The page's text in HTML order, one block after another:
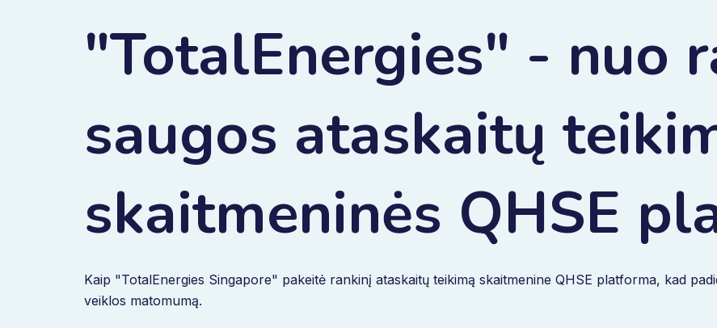
"TotalEnergies" - nuo
saugos ataskaitų
skaitmeninės QHSE
Kaip "TotalEnergies Singapore" pakeitė rankinį ataskaitų teikimą skaitmenine QHSE platforma, kad
veiklos matomumą.